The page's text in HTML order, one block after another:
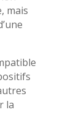
mais
la